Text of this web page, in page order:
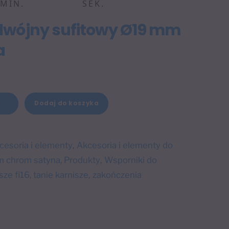
MIN. SEK.
sufitowy Ø19 mm
Dodaj do koszyka
e
r
n
i elementy, Akcesoria i elementy do
chrom satyna, Produkty, Wsporniki do
fi16, tanie karnisze, zakończenia